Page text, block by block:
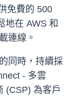
免費的 500
地在 AWS 和
連線。
同時，持續採
- 多雲
(CSP) 為客戶